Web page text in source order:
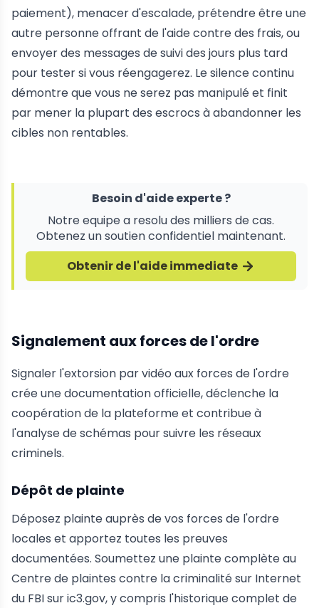
paiement), menacer d'escalade, prétendre être une
autre personne offrant de l'aide contre des frais, ou
envoyer des messages de suivi des jours plus tard
pour tester si vous réengagerez. Le silence continu
démontre que vous ne serez pas manipulé et finit
par mener la plupart des escrocs à abandonner les
cibles non rentables.
Besoin d'aide experte ?
Notre equipe a resolu des milliers de cas.
Obtenez un soutien confidentiel maintenant.
Obtenir de l'aide immediate
Signalement aux forces de l'ordre
Signaler l'extorsion par vidéo aux forces de l'ordre
crée une documentation officielle, déclenche la
coopération de la plateforme et contribue à
l'analyse de schémas pour suivre les réseaux
criminels.
Dépôt de plainte
Déposez plainte auprès de vos forces de l'ordre
locales et apportez toutes les preuves
documentées. Soumettez une plainte complète au
Centre de plaintes contre la criminalité sur Internet
du FBI sur ic3.gov, y compris l'historique complet de